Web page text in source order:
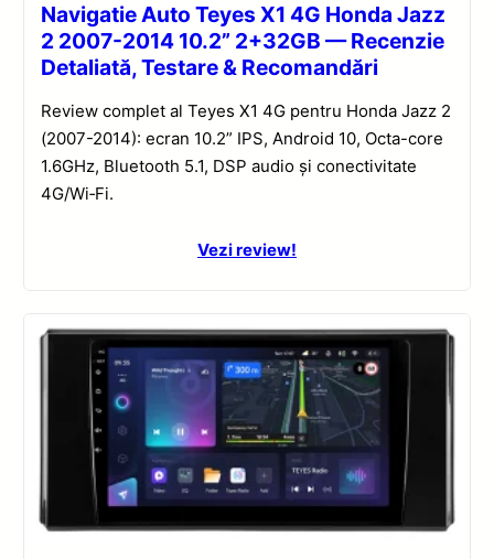
Navigatie Auto Teyes X1 4G Honda Jazz
2 2007-2014 10.2” 2+32GB — Recenzie
Detaliată, Testare & Recomandări
Review complet al Teyes X1 4G pentru Honda Jazz 2
(2007-2014): ecran 10.2” IPS, Android 10, Octa-core
1.6GHz, Bluetooth 5.1, DSP audio și conectivitate
4G/Wi‑Fi.
Vezi review!